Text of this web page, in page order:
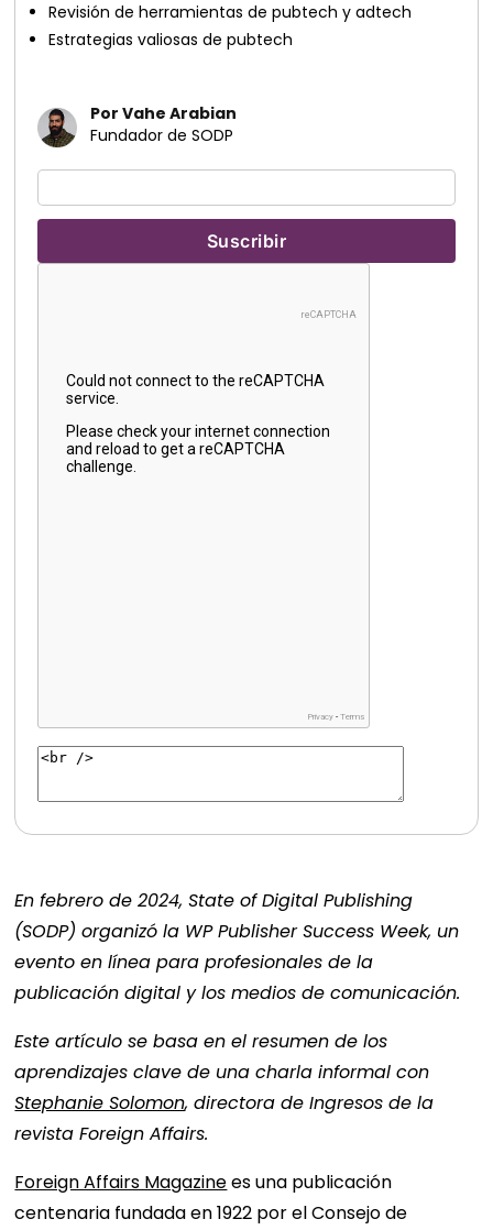
Revisión de herramientas de pubtech y adtech
Estrategias valiosas de pubtech
Por Vahe Arabian
Fundador de SODP
En febrero de 2024, State of Digital Publishing
(SODP) organizó la WP Publisher Success Week, un
evento en línea para profesionales de la
publicación digital y los medios de comunicación.
Este artículo se basa en el resumen de los
aprendizajes clave de una charla informal con
Stephanie Solomon, directora de Ingresos de la
revista Foreign Affairs.
Foreign Affairs Magazinees una publicación
centenaria fundada en 1922 por el Consejo de